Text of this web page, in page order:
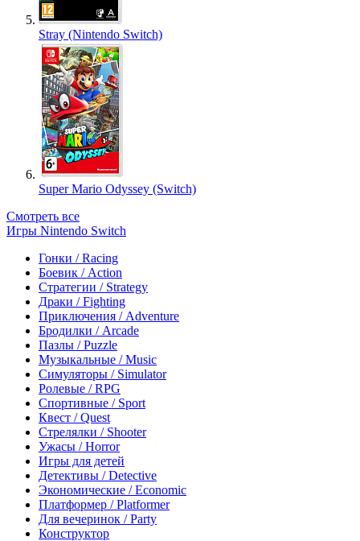
Stray (Nintendo Switch)
Super Mario Odyssey (Switch)
Смотреть все
Игры Nintendo Switch
Гонки / Racing
Боевик / Action
Стратегии / Strategy
Драки / Fighting
Приключения / Adventure
Бродилки / Arcade
Пазлы / Puzzle
Музыкальные / Music
Симуляторы / Simulator
Ролевые / RPG
Спортивные / Sport
Квест / Quest
Стрелялки / Shooter
Ужасы / Horror
Игры для детей
Детективы / Detective
Экономические / Economic
Платформер / Platformer
Для вечеринок / Party
Конструктор